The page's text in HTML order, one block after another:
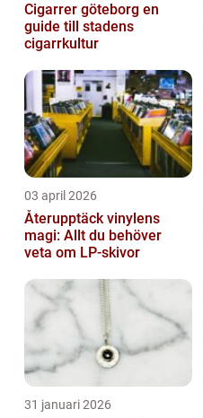
Cigarrer göteborg en
guide till stadens
cigarrkultur
03 april 2026
Återupptäck vinylens
magi: Allt du behöver
veta om LP-skivor
31 januari 2026